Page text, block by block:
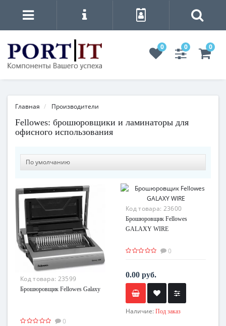
0 0 0
Главная Производители
Fellowes: брошюровщики и ламинаторы для
офисного использования
Код товара: 23599
Брошюровщик Fellowes Galaxy
0
Код товара: 23600
Брошюровщик Fellowes
GALAXY WIRE
0
0.00 руб.
Наличие: Под заказ